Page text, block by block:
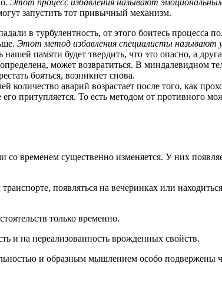
запустить тот привычный механизм.
в турбулентность, от этого боитесь процесса
Этот метод избавления специалисты называют
памяти будет твердить, что это опасно, а
может возвратиться. В миндалевидном
бояться, возникнет снова.
аварий возрастает после того, как
притупляется. То есть методом от противного
со временем существенно изменяется. У них
появляться на вечеринках или
только временно.
и на нереализованность врожденных свойств.
и образным мышлением особо подвержены